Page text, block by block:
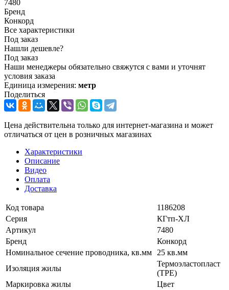
7480
Бренд
Конкорд
Все характеристики
Под заказ
Нашли дешевле?
Под заказ
Наши менеджеры обязательно свяжутся с вами и уточнят
условия заказа
Единица измерения: метр
Поделиться
Цена действительна только для интернет-магазина и может
отличаться от цен в розничных магазинах
Характеристики
Описание
Видео
Оплата
Доставка
Код товара
1186208
Серия
КГтп-ХЛ
Артикул
7480
Бренд
Конкорд
Номинальное сечение проводника, кв.мм
25 кв.мм
Изоляция жилы
Термоэластопласт
(TPE)
Маркировка жилы
Цвет